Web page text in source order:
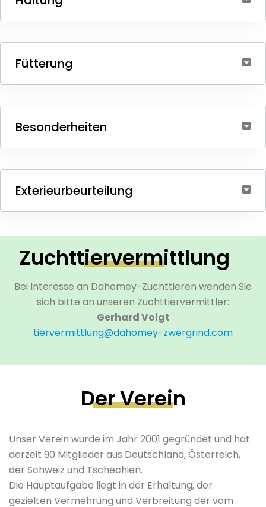
Fütterung
Besonderheiten
Exterieurbeurteilung
Zuchttier­vermittlung
Bei Interesse an Dahomey-Zuchttieren wenden Sie
sich bitte an unseren Zuchttiervermittler:
Gerhard Voigt
tiervermittlung@dahomey-zwergrind.com
Der Verein
Unser Verein wurde im Jahr 2001 gegründet und hat
derzeit 90 Mitglieder aus Deutschland, Österreich,
der Schweiz und Tschechien.
Die Hauptaufgabe liegt in der Erhaltung, der
gezielten Vermehrung und Verbreitung der vom